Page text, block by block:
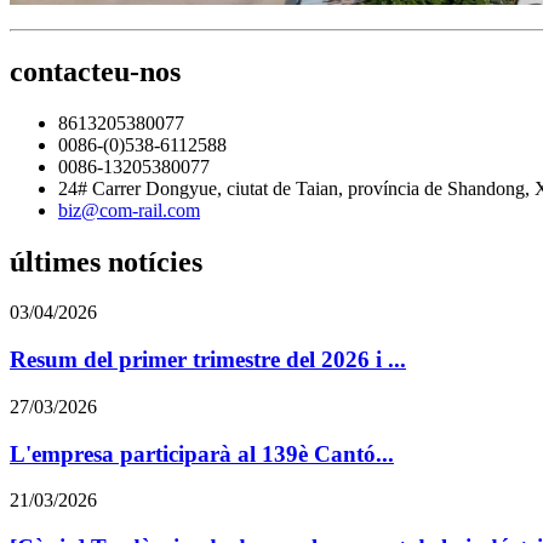
contacteu-nos
8613205380077
0086-(0)538-6112588
0086-13205380077
24# Carrer Dongyue, ciutat de Taian, província de Shandong,
biz@com-rail.com
últimes notícies
03/04/2026
Resum del primer trimestre del 2026 i ...
27/03/2026
L'empresa participarà al 139è Cantó...
21/03/2026